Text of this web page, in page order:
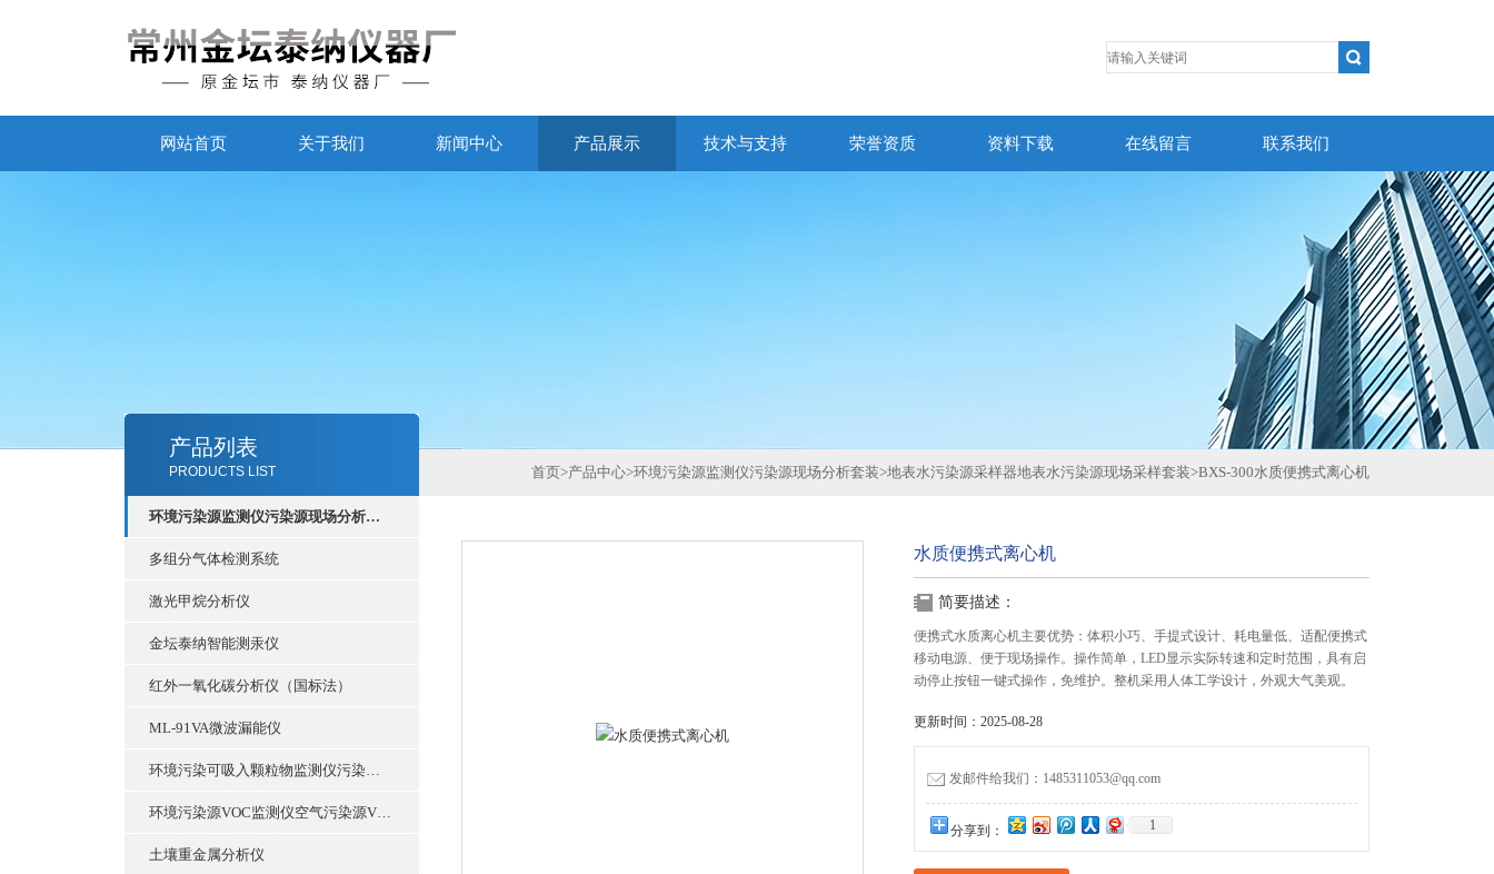
网站首页 关于我们 新闻中心 产品展示 技术与支持 荣誉资质 资料下载 在线留言 联系我们
产品列表
PRODUCTS LIST
环境污染源监测仪污染源现场分析套装
多组分气体检测系统
激光甲烷分析仪
金坛泰纳智能测汞仪
红外一氧化碳分析仪（国标法）
ML-91VA微波漏能仪
环境污染可吸入颗粒物监测仪污染源颗粒物现场分析套装
环境污染源VOC监测仪空气污染源VOC现场分析套装
土壤重金属分析仪
首页>产品中心>环境污染源监测仪污染源现场分析套装>地表水污染源采样器地表水污染源现场采样套装>BXS-300水质便携式离心机
水质便携式离心机
简要描述：
便携式水质离心机主要优势：体积小巧、手提式设计、耗电量低、适配便携式
移动电源、便于现场操作。操作简单，LED显示实际转速和定时范围，具有启
动停止按钮一键式操作，免维护。整机采用人体工学设计，外观大气美观。
更新时间：2025-08-28
发邮件给我们：1485311053@qq.com
分享到： 1